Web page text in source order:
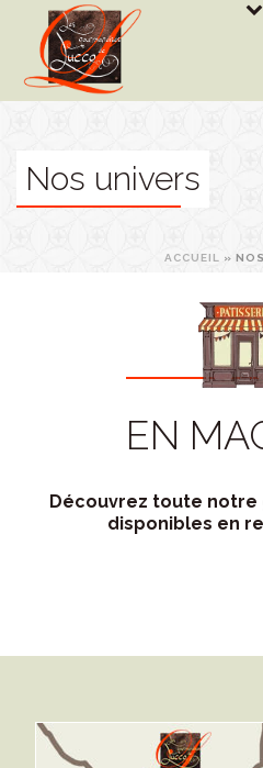
Nos univers
ACCUEIL »
EN
Découvrez toute
disponibles en